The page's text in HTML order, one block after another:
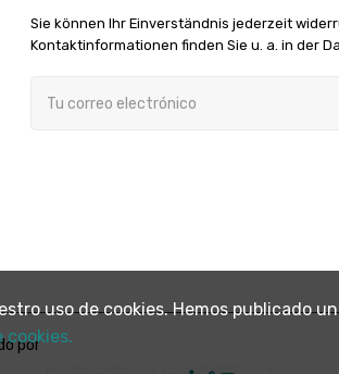
Sie können Ihr Einverständnis jederzeit
Kontaktinformationen finden Sie u. a. in der
por
uso de cookies. Hemos publicado
cookies.